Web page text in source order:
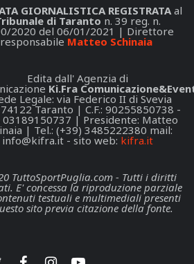
GIORNALISTICA REGISTRATAal
di Taranto n. 39 reg. n.
2020 del 06/01/2021 | Direttore
responsabile Matteo Schinaia
Edita dall' Agenzia di
Ki.Fra
Legale: via Federico II di Svevia
Taranto | C.F.: 90255850738 -
03189150737 | Presidente: Matteo
| Tel.: (+39) 3485222380 mail:
info@kifra.it - sito web: kifra.it
TuttoSportPuglia.com - Tutti i diritti
E' concessa la riproduzione parziale
testuali e multimediali presenti
sito previa citazione della fonte.